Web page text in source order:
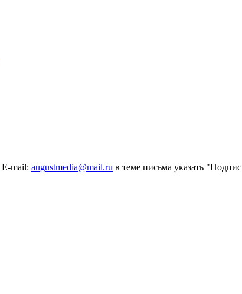
E-mail: augustmedia@mail.ru в теме письма указать